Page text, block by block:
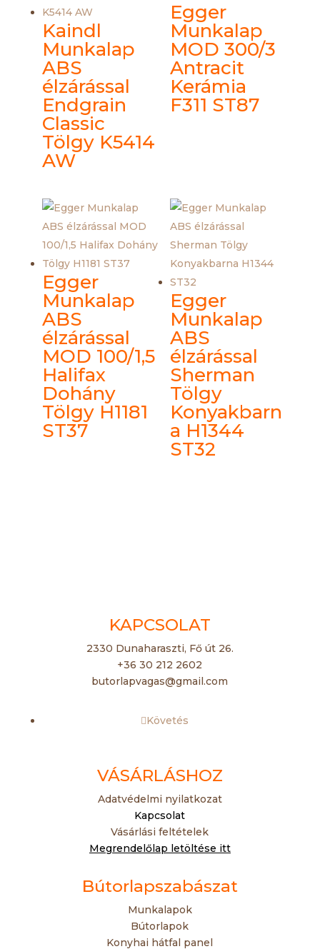
Kaindl
Munkalap
ABS
élzárással
Endgrain
Classic
Tölgy K5414
AW
Egger
Munkalap
MOD 300/3
Antracit
Kerámia
F311 ST87
Egger
Munkalap
ABS
élzárással
MOD 100/1,5
Halifax
Dohány
Tölgy H1181
ST37
Egger
Munkalap
ABS
élzárással
Sherman
Tölgy
Konyakbarn
a H1344
ST32
KAPCSOLAT
2330 Dunaharaszti, Fő út 26.
+36 30 212 2602
butorlapvagas@gmail.com
Követés
VÁSÁRLÁSHOZ
Adatvédelmi nyilatkozat
Kapcsolat
Vásárlási feltételek
Megrendelőlap letöltése itt
Bútorlapszabászat
Munkalapok
Bútorlapok
Konyhai hátfal panel